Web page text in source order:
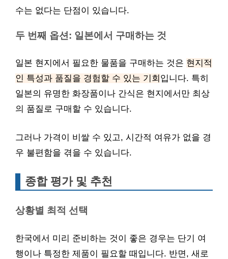
수는 없다는 단점이 있습니다.
두 번째 옵션: 일본에서 구매하는 것
일본 현지에서 필요한 물품을 구매하는 것은 현지적
인 특성과 품질을 경험할 수 있는 기회 입니다. 특히
일본의 유명한 화장품이나 간식은 현지에서만 최상
의 품질로 구매할 수 있습니다.
그러나 가격이 비쌀 수 있고, 시간적 여유가 없을 경
우 불편함을 겪을 수 있습니다.
종합 평가 및 추천
상황별 최적 선택
한국에서 미리 준비하는 것이 좋은 경우는 단기 여
행이나 특정한 제품이 필요할 때입니다. 반면, 새로